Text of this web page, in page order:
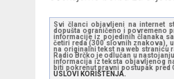
Svi članci objavljeni na internet
dopušta ograničeno i povremeno
informacije iz pojedinih članaka
četiri reda (300 slovnih znakova),
na originalni tekst na web
Radio Brčko je odlučan u
informacija iz teksta objavljenog
biti pokrenut pravni postupak
USLOVI KORIŠTENJA.